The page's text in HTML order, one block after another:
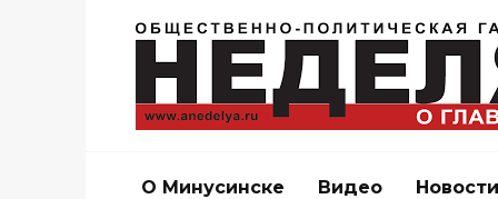
О Минусинске Видео Новости